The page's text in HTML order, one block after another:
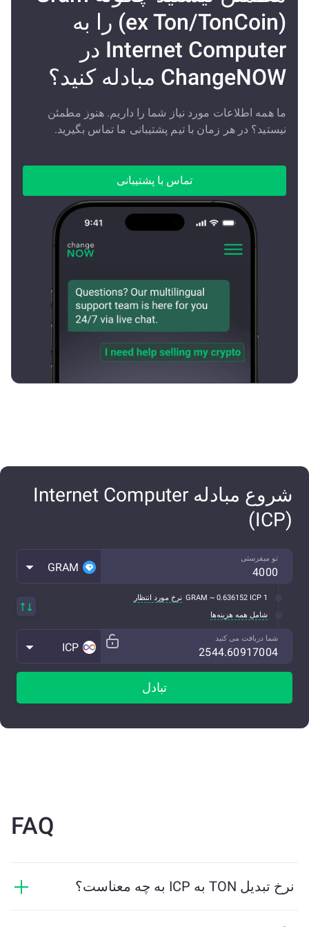
(ex Ton/TonCoin) را به
Internet Computer در
ChangeNOW مبادله کنید؟
ما همه اطلاعات مورد نیاز شما را داریم. هنوز مطمئن
نیستید؟ در هر زمان با تیم پشتیبانی ما تماس بگیرید.
تماس با پشتیبانی
شروع مبادله Internet Computer
(ICP)
تو میفرستی
GRAM
1 GRAM ~ 0.636152 ICP
نرخ مورد انتظار
شامل همه هزینه‌ها
شما دریافت می کنید
ICP
تبادل
FAQ
نرخ تبدیل TON به ICP به چه معناست؟